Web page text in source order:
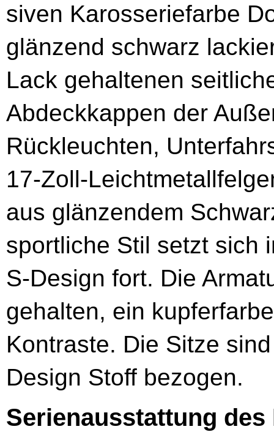
siven Karosseriefarbe
glänzend schwarz
Lack gehaltenen
Abdeckkappen der
Rückleuchten,
17-Zoll-
aus glänzendem
sportliche Stil setzt sich
S-Design fort. Die
gehalten, ein
Kontraste. Die Sitze
Design Stoff bezogen.
Serienausstattung des